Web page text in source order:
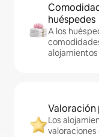
huéspedes
A los
Valoración
Los
valoraciones